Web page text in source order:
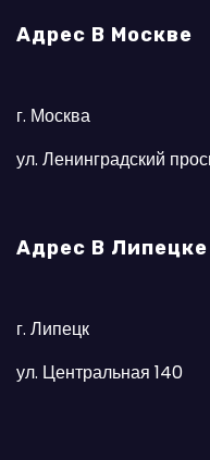
Адрес В Москве
г. Москва
ул. Ленинградский
Адрес В Липецке
г. Липецк
ул. Центральная 140